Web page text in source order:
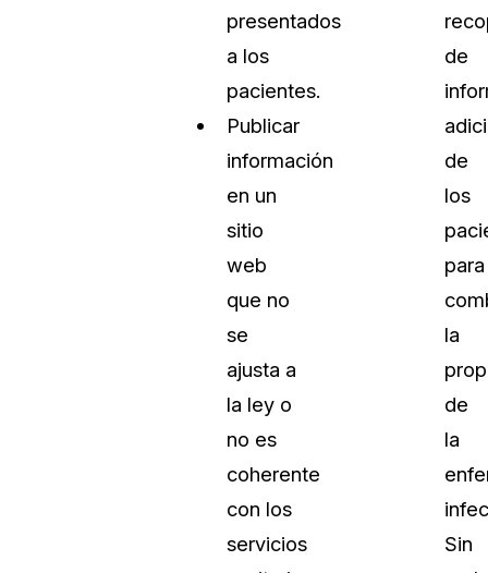
presentados
a los
pacientes.
Publicar
información
en un
sitio
web
que no
se
ajusta a
la ley o
no es
coherente
con los
servicios
de
de
los
para
la
de
la
Sin